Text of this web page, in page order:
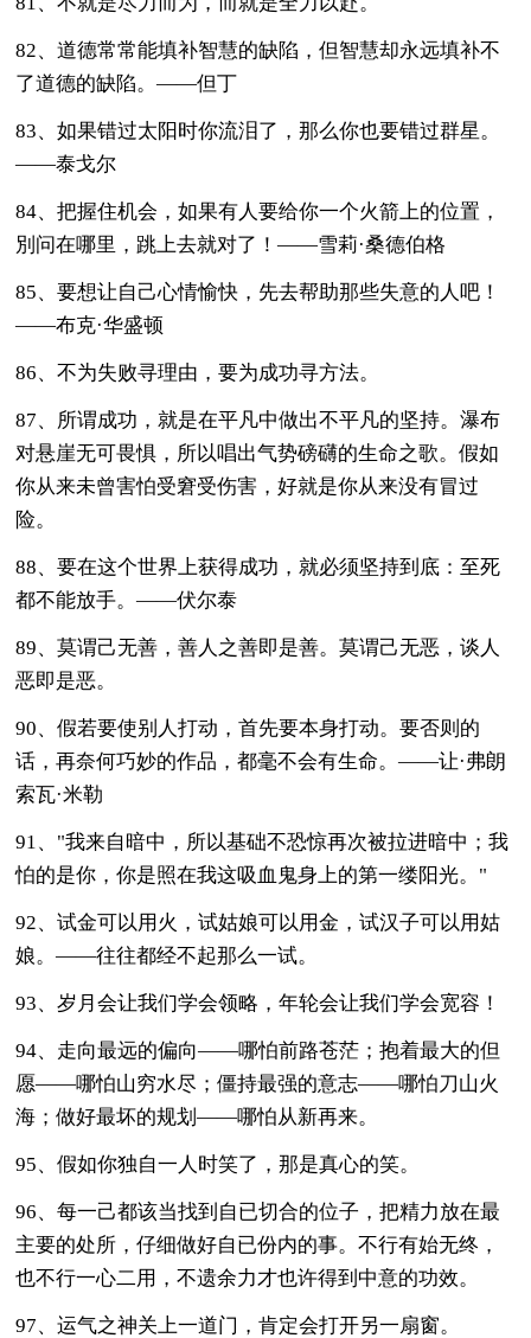
82、道德常常能填补智慧的缺陷，但智慧却永远填补不
了道德的缺陷。——但丁
83、如果错过太阳时你流泪了，那么你也要错过群星。
——泰戈尔
84、把握住机会，如果有人要给你一个火箭上的位置，
別问在哪里，跳上去就对了！——雪莉·桑德伯格
85、要想让自己心情愉快，先去帮助那些失意的人吧！
——布克·华盛顿
86、不为失败寻理由，要为成功寻方法。
87、所谓成功，就是在平凡中做出不平凡的坚持。瀑布
对悬崖无可畏惧，所以唱出气势磅礴的生命之歌。假如
你从来未曾害怕受窘受伤害，好就是你从来没有冒过
险。
88、要在这个世界上获得成功，就必须坚持到底：至死
都不能放手。――伏尔泰
89、莫谓己无善，善人之善即是善。莫谓己无恶，谈人
恶即是恶。
90、假若要使别人打动，首先要本身打动。要否则的
话，再奈何巧妙的作品，都毫不会有生命。——让·弗朗
索瓦·米勒
91、"我来自暗中，所以基础不恐惊再次被拉进暗中；我
怕的是你，你是照在我这吸血鬼身上的第一缕阳光。"
92、试金可以用火，试姑娘可以用金，试汉子可以用姑
娘。——往往都经不起那么一试。
93、岁月会让我们学会领略，年轮会让我们学会宽容！
94、走向最远的偏向——哪怕前路苍茫；抱着最大的但
愿——哪怕山穷水尽；僵持最强的意志——哪怕刀山火
海；做好最坏的规划——哪怕从新再来。
95、假如你独自一人时笑了，那是真心的笑。
96、每一己都该当找到自已切合的位子，把精力放在最
主要的处所，仔细做好自已份内的事。不行有始无终，
也不行一心二用，不遗余力才也许得到中意的功效。
97、运气之神关上一道门，肯定会打开另一扇窗。